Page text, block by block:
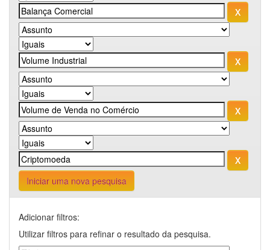
Iniciar uma nova pesquisa
Adicionar filtros:
Utilizar filtros para refinar o resultado da pesquisa.